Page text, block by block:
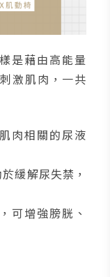
是藉由高能量
激肌肉，一共
肉相關的尿液
緩解尿失禁，
可增強膀胱、